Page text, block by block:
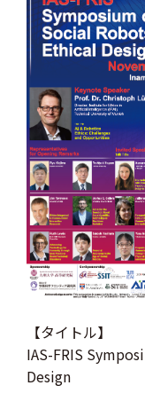
【タイトル】
IAS-FRIS
Design